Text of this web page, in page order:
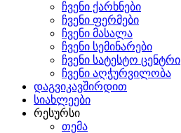
ჩვენი ქარხნები
ჩვენი ფერმები
ჩვენი მასალა
ჩვენი სემინარები
ჩვენი სატესტო ცენტრი
ჩვენი აღჭურვილობა
დაგვიკავშირდით
სიახლეები
რესურსი
თემა